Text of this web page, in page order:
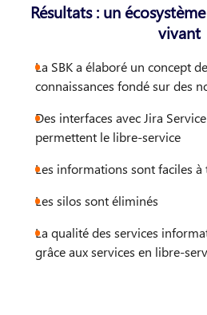
Résultats : un
vivant
La SBK a élaboré un concept
connaissances fondé sur des
Des interfaces avec Jira
permettent le libre-service
Les informations sont faciles
Les silos sont éliminés
La qualité des services
grâce aux services en libre-